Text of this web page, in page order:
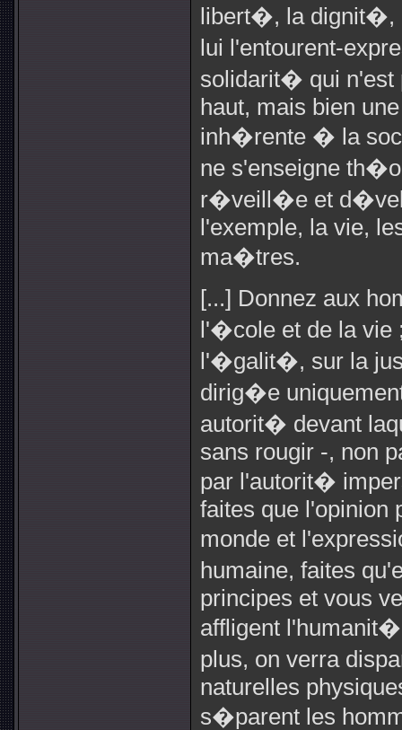
libert�, la dignit�,
lui l'entourent-
solidarit� qui
haut, mais bien
inh�rente � la
ne s'enseigne
r�veill�e et
l'exemple, la vie,
ma�tres.
[...] Donnez aux
l'�cole et de la
l'�galit�, sur la
dirig�e
autorit� devant
sans rougir -, non
par l'autorit�
faites que l'opinion
monde et
humaine, faites
principes et vous
affligent
plus, on verra
naturelles
s�parent les